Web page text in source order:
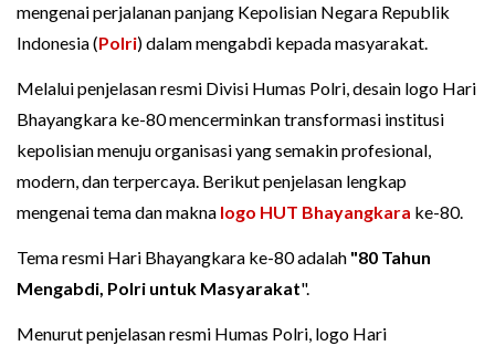
mengenai perjalanan panjang Kepolisian Negara Republik
Indonesia (Polri) dalam mengabdi kepada masyarakat.
Melalui penjelasan resmi Divisi Humas Polri, desain logo Hari
Bhayangkara ke-80 mencerminkan transformasi institusi
kepolisian menuju organisasi yang semakin profesional,
modern, dan terpercaya. Berikut penjelasan lengkap
mengenai tema dan makna logo HUT Bhayangkara ke-80.
Tema resmi Hari Bhayangkara ke-80 adalah "80 Tahun
Mengabdi, Polri untuk Masyarakat".
Menurut penjelasan resmi Humas Polri, logo Hari